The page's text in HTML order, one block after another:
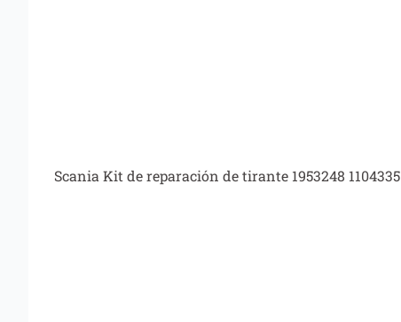
Scania Kit de reparación de tirante 1953248 1104335